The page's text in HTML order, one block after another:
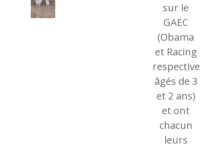
sur le
GAEC
(Obama
et Racing
âgés de 3
et 2 ans)
et ont
chacun
leurs